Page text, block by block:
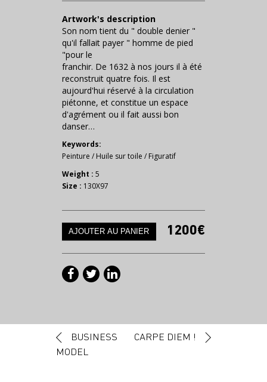
Artwork's description
Son nom tient du " double denier "
qu'il fallait payer " homme de pied
"pour le
franchir. De 1632 à nos jours il à été
reconstruit quatre fois. Il est
aujourd'hui réservé à la circulation
piétonne, et constitue un espace
d'agrément ou il fait aussi bon
danser…
Keywords:
Peinture / Huile sur toile / Figuratif
Weight : 5
Size : 130X97
1200€
Post navigation
BUSINESS
MODEL
CARPE DIEM !